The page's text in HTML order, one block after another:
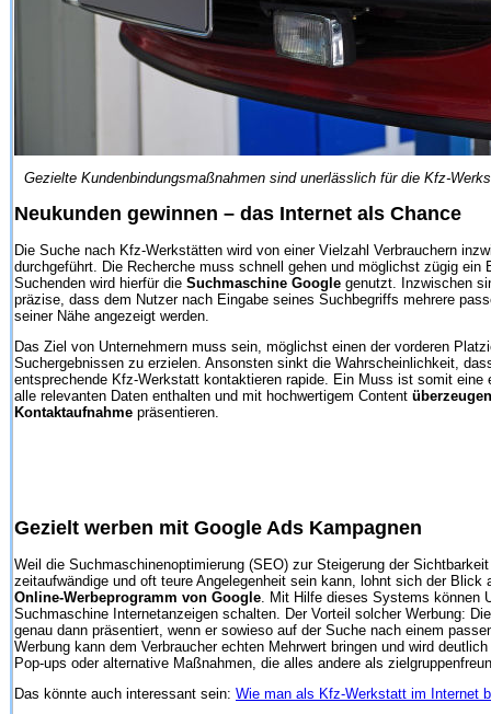
Gezielte Kundenbindungsmaßnahmen sind unerlässlich für die Kfz-
Neukunden gewinnen – das Internet als Chance
Die Suche nach Kfz-Werkstätten wird von einer Vielzahl Verbrauchern
durchgeführt. Die Recherche muss schnell gehen und möglichst zügig ein
Suchenden wird hierfür die Suchmaschine Google genutzt. Inzwischen
präzise, dass dem Nutzer nach Eingabe seines Suchbegriffs mehrere
seiner Nähe angezeigt werden.
Das Ziel von Unternehmern muss sein, möglichst einen der vorderen
Suchergebnissen zu erzielen. Ansonsten sinkt die Wahrscheinlichkeit,
entsprechende Kfz-Werkstatt kontaktieren rapide. Ein Muss ist somit eine
alle relevanten Daten enthalten und mit hochwertigem Content
Kontaktaufnahme präsentieren.
Gezielt werben mit Google Ads Kampagnen
Weil die Suchmaschinenoptimierung (SEO) zur Steigerung der
zeitaufwändige und oft teure Angelegenheit sein kann, lohnt sich der Blick
Online-Werbeprogramm von Google . Mit Hilfe dieses Systems können
Suchmaschine Internetanzeigen schalten. Der Vorteil solcher Werbung:
genau dann präsentiert, wenn er sowieso auf der Suche nach einem
Werbung kann dem Verbraucher echten Mehrwert bringen und wird
Pop-ups oder alternative Maßnahmen, die alles andere als
Das könnte auch interessant sein: Wie man als Kfz-Werkstatt im Internet